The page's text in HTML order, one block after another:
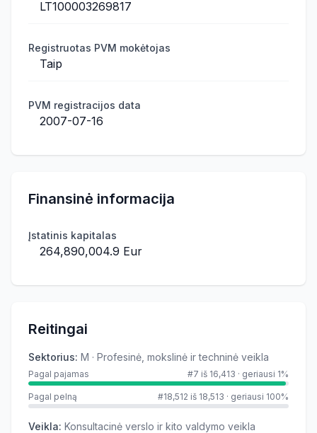
LT100003269817
Registruotas PVM mokėtojas
Taip
PVM registracijos data
2007-07-16
Finansinė informacija
Įstatinis kapitalas
264,890,004.9 Eur
Reitingai
Sektorius: M · Profesinė, mokslinė ir techninė veikla
Pagal pajamas #7 iš 16,413 · geriausi 1%
Pagal pelną #18,512 iš 18,513 · geriausi 100%
Veikla: Konsultacinė verslo ir kito valdymo veikla